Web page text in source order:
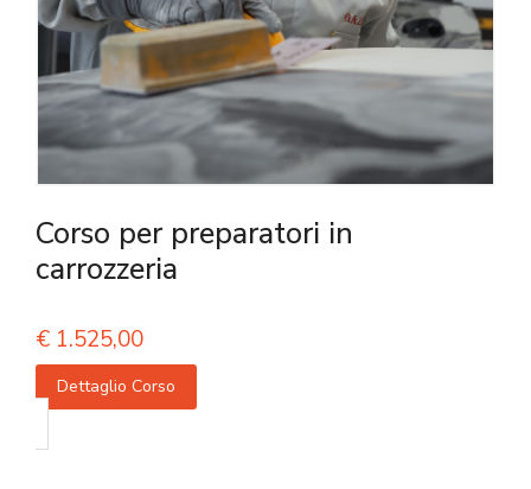
Corso per preparatori in
carrozzeria
€ 1.525,00
Dettaglio Corso